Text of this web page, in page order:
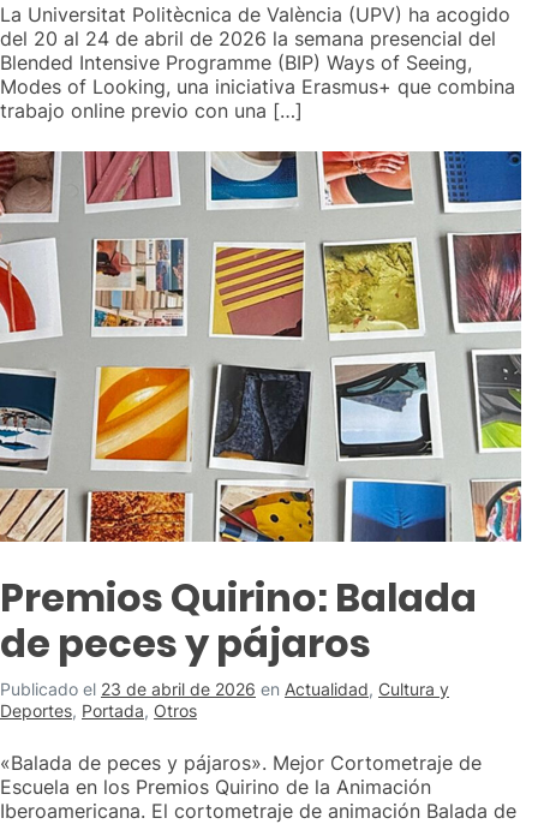
La Universitat Politècnica de València (UPV) ha acogido
del 20 al 24 de abril de 2026 la semana presencial del
Blended Intensive Programme (BIP) Ways of Seeing,
Modes of Looking, una iniciativa Erasmus+ que combina
trabajo online previo con una […]
Premios Quirino: Balada
de peces y pájaros
Publicado el 23 de abril de 2026 en Actualidad, Cultura y
Deportes, Portada, Otros
«Balada de peces y pájaros». Mejor Cortometraje de
Escuela en los Premios Quirino de la Animación
Iberoamericana. El cortometraje de animación Balada de